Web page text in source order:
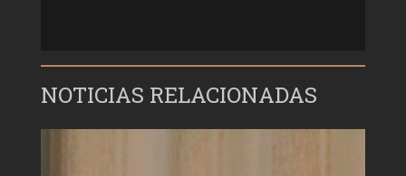
NOTICIAS RELACIONADAS